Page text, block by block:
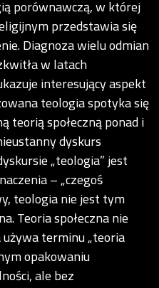
porównawczą, w której
przedstawia się
Diagnoza wielu odmian
w latach
interesujący aspekt
teologia spotyka się
teorią społeczną ponad i
dyskurs
„teologia” jest
– „czegoś
teologia nie jest tym
Teoria społeczna nie
terminu „teoria
opakowaniu
ale bez